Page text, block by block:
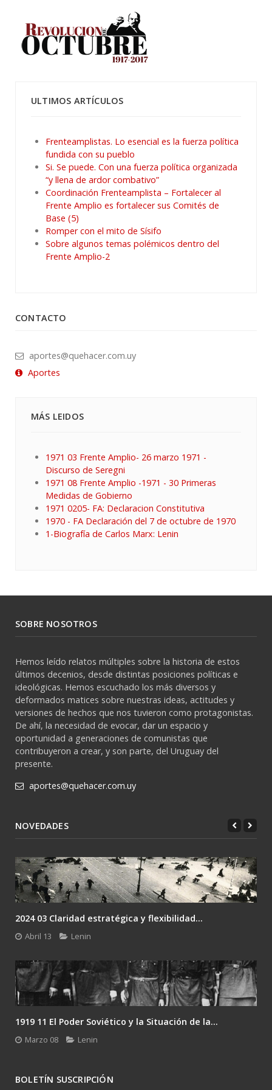
ULTIMOS ARTÍCULOS
Frenteamplistas. Lo esencial es la fuerza política
fundida con su pueblo
Si. Se puede. Con una fuerza política organizada
“y llena de ardor combativo”
Coordinación Frenteamplista – Fortalecer al
Frente Amplio es fortalecer sus Comités de
Base (5)
Romper con el mito de Sísifo
Sobre algunos temas polémicos dentro del
Frente Amplio-2
CONTACTO
aportes@quehacer.com.uy
Aportes
MÁS LEIDOS
1971 03 Frente Amplio- 26 marzo 1971 -
Discurso de Seregni
1971 08 Frente Amplio -1971 - 30 Primeras
Medidas de Gobierno
1971 0205- FA: Declaracion Constitutiva
1970 - FA Declaración del 7 de octubre de 1970
1-Biografía de Carlos Marx: Lenin
SOBRE NOSOTROS
Hemos leído relatos múltiples sobre la historia de estos
últimos decenios, desde distintas posiciones políticas e
ideológicas. Hemos escuchado los más diversos y
deformados matices sobre nuestras ideas, actitudes y
versiones de hechos que nos tuvieron como protagonistas.
De ahí, la necesidad de evocar, dar un espacio y
oportunidad a generaciones de comunistas que
contribuyeron a crear, y son parte, del Uruguay del
presente.
aportes@quehacer.com.uy
NOVEDADES
2024 03 Claridad estratégica y flexibilidad...
Abril 13 Lenin
1919 11 El Poder Soviético y la Situación de la...
Marzo 08 Lenin
BOLETÍN SUSCRIPCIÓN